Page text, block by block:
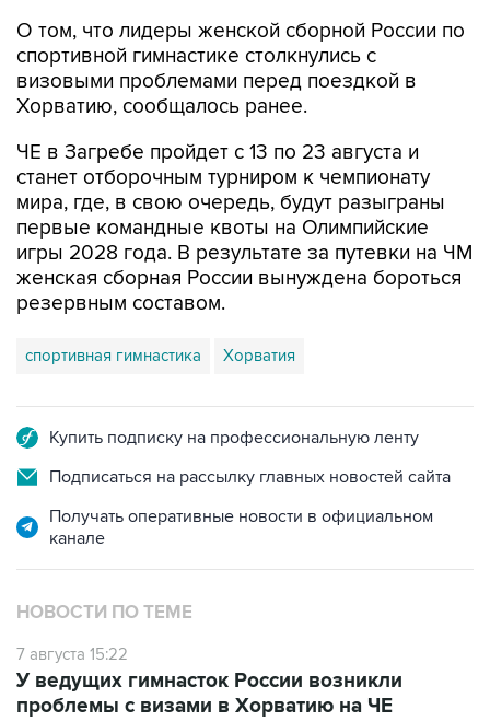
О том, что лидеры женской сборной России по
спортивной гимнастике столкнулись с
визовыми проблемами перед поездкой в
Хорватию, сообщалось ранее.
ЧЕ в Загребе пройдет с 13 по 23 августа и
станет отборочным турниром к чемпионату
мира, где, в свою очередь, будут разыграны
первые командные квоты на Олимпийские
игры 2028 года. В результате за путевки на ЧМ
женская сборная России вынуждена бороться
резервным составом.
спортивная гимнастика Хорватия
Купить подписку на профессиональную ленту
Подписаться на рассылку главных новостей сайта
Получать оперативные новости в официальном
канале
НОВОСТИ ПО ТЕМЕ
7 августа 15:22
У ведущих гимнасток России возникли
проблемы с визами в Хорватию на ЧЕ